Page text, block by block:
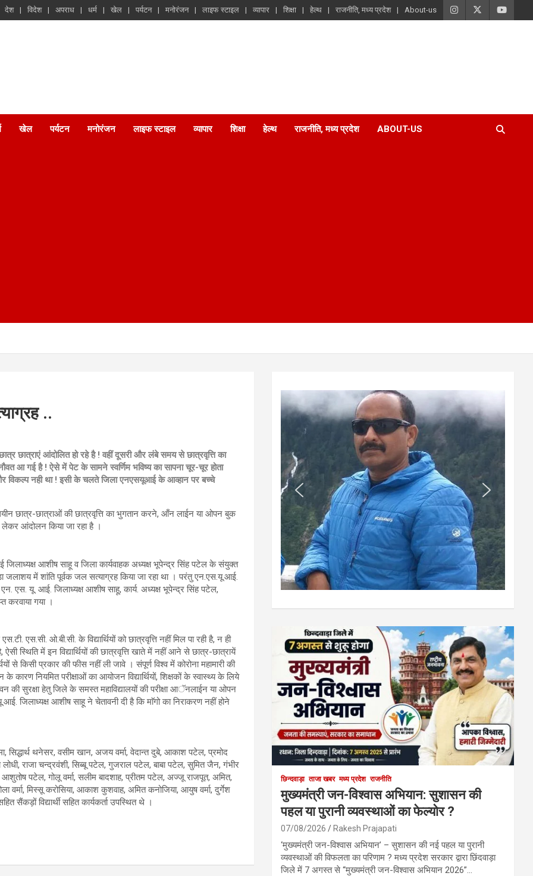
देश विदेश अपराध धर्म खेल पर्यटन मनोरंजन लाइफ स्टाइल व्यापार शिक्षा हेल्थ राजनीति, मध्य प्रदेश About-us
खेल पर्यटन मनोरंजन लाइफ स्टाइल व्यापार शिक्षा हेल्थ राजनीति, मध्य प्रदेश ABOUT-US
..
छात्राएं आंदोलित हो रहे है ! वहीं दूसरी और लंबे समय से छात्रवृत्ति का
आ गई है ! ऐसे में पेट के सामने स्वर्णिम भविष्य का सापना चूर-चूर होता
विकल्प नही था ! इसी के चलते जिला एनएसयूआई के आव्हान पर बच्चे
छात्र-छात्राओं की छात्रवृत्ति का भुगतान करने, आँन लाईन या ओपन बुक
लेकर आंदोलन किया जा रहा है ।
आशीष साहू व जिला कार्यवाहक अध्यक्ष भूपेन्द्र सिंह पटेल के संयुक्त
में शांति पूर्वक जल सत्याग्रह किया जा रहा था । परंतु एन.एस.यू.आई.
एस. यू. आई. जिलाध्यक्ष आशीष साहू, कार्य. अध्यक्ष भूपेन्द्र सिंह पटेल,
करवाया गया ।
एस.सी. ओ.बी.सी. के विद्यार्थियों को छात्रवृत्ति नहीं मिल पा रही है, न ही
स्थिति में इन विद्यार्थियों की छात्रवृत्ति खाते में नहीं आने से छात्र-छात्रायें
से किसी प्रकार की फीस नहीं ली जावे । संपूर्ण विश्व में कोरोना महामारी की
नियमित परीक्षाओं का आयोजन विद्यार्थियों, शिक्षकों के स्वास्थ्य के लिये
सुरक्षा हेतु जिले के समस्त महाविद्यालयों की परीक्षा आॅनलाईन या ओपन
जिलाध्यक्ष आशीष साहू ने चेतावनी दी है कि माॅगो का निराकरण नहीं होने
थनेसर, वसीम खान, अजय वर्मा, वेदान्त दुबे, आकाश पटेल, प्रमोद
राजा चन्द्रवंशी, सिब्बू पटेल, गुजराल पटेल, बाबा पटेल, सुमित जैन, गंभीर
आशुतोष पटेल, गोलू वर्मा, सलीम बादशाह, प्रीतम पटेल, अज्जू राजपूत, अमित,
वर्मा, मिस्सू करोसिया, आकाश कुशवाह, अमित कनोजिया, आयुष वर्मा, दुर्गेश
सैंकड़ों विद्यार्थी सहित कार्यकर्ता उपस्थित थे ।
छिन्दवाड़ा ताजा खबर मध्य प्रदेश राजनीति
मुख्यमंत्री जन-विश्वास अभियान: सुशासन की
पहल या पुरानी व्यवस्थाओं का फेल्योर ?
07/08/2026 Rakesh Prajapati
‘मुख्यमंत्री जन-विश्वास अभियान’ – सुशासन की नई पहल या पुरानी
व्यवस्थाओं की विफलता का परिणाम ? मध्य प्रदेश सरकार द्वारा छिंदवाड़ा
जिले में 7 अगस्त से “मुख्यमंत्री जन-विश्वास अभियान 2026”…